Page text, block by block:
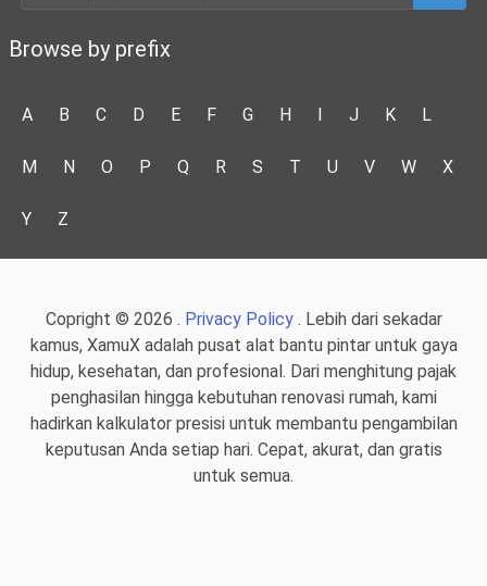
Browse by prefix
A B C D E F G H I J K L
M N O P Q R S T U V W X
Y Z
Copright © 2026 . Privacy Policy. Lebih dari sekadar
kamus, XamuX adalah pusat alat bantu pintar untuk gaya
hidup, kesehatan, dan profesional. Dari menghitung pajak
penghasilan hingga kebutuhan renovasi rumah, kami
hadirkan kalkulator presisi untuk membantu pengambilan
keputusan Anda setiap hari. Cepat, akurat, dan gratis
untuk semua.